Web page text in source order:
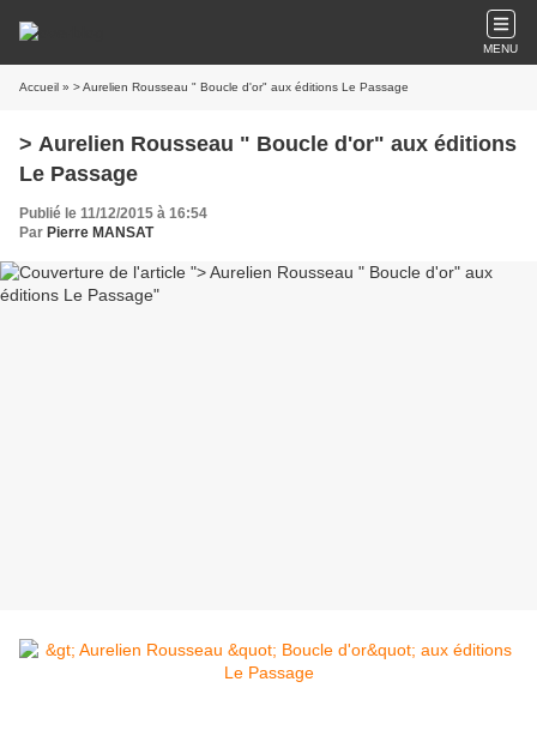
MENU
Accueil » > Aurelien Rousseau " Boucle d'or" aux éditions Le Passage
> Aurelien Rousseau " Boucle d'or" aux éditions
Le Passage
Publié le 11/12/2015 à 16:54
Par Pierre MANSAT